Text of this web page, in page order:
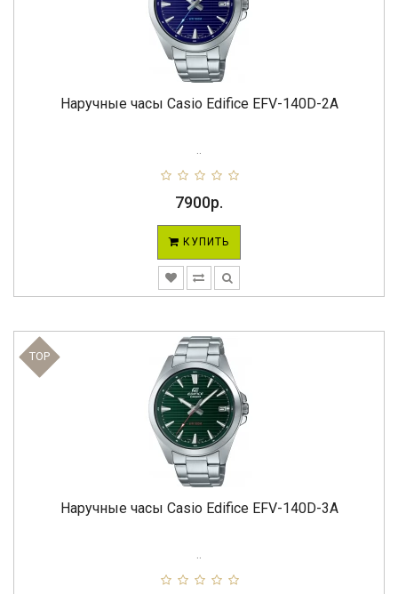
Наручные часы Casio Edifice EFV-140D-2A
7900р.
КУПИТЬ
TOP
Наручные часы Casio Edifice EFV-140D-3A